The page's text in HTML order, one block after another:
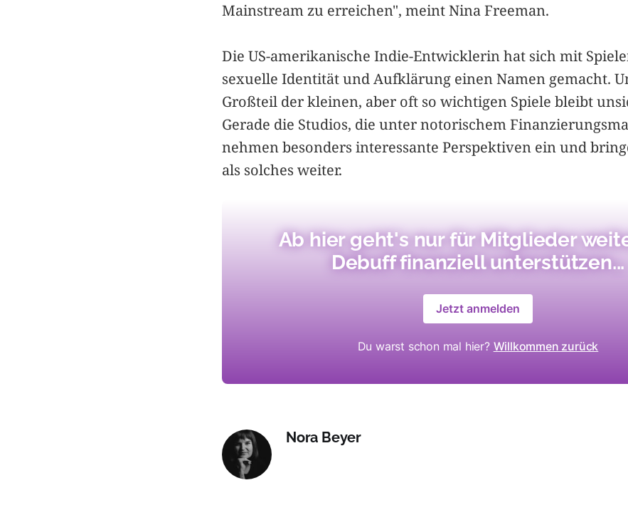
Mainstream zu erreichen", meint Nina Freeman.
Die US-amerikanische Indie-Entwicklerin hat sich mit
sexuelle Identität und Aufklärung einen Namen gemacht.
Großteil der kleinen, aber oft so wichtigen Spiele bleibt
Gerade die Studios, die unter notorischem
nehmen besonders interessante Perspektiven ein und
als solches weiter.
Ab hier geht's nur für Mitglieder
Debuff finanziell unterstützen...
Jetzt anmelden
Du warst schon mal hier? Willkommen zurück
Nora Beyer